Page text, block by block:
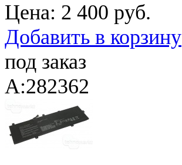
Цена: 2 400 руб.
Добавить в корзину
под заказ
A:282362